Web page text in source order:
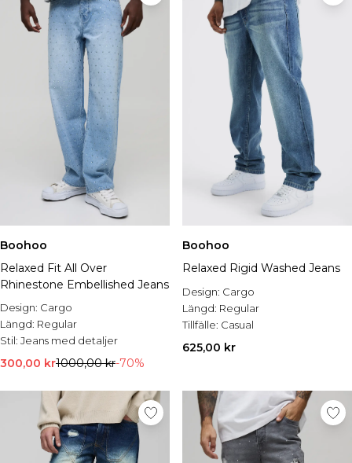
Boohoo
Relaxed Fit All Over
Rhinestone Embellished Jeans
Design: Cargo
Längd: Regular
Stil: Jeans med detaljer
300,00 kr1000,00 kr-70%
Boohoo
Relaxed Rigid Washed Jeans
Design: Cargo
Längd: Regular
Tillfälle: Casual
625,00 kr